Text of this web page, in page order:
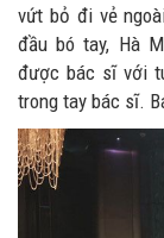
vứt bỏ đi vẻ
đầu bó tay, Hà
được bác sĩ với
trong tay bác sĩ.